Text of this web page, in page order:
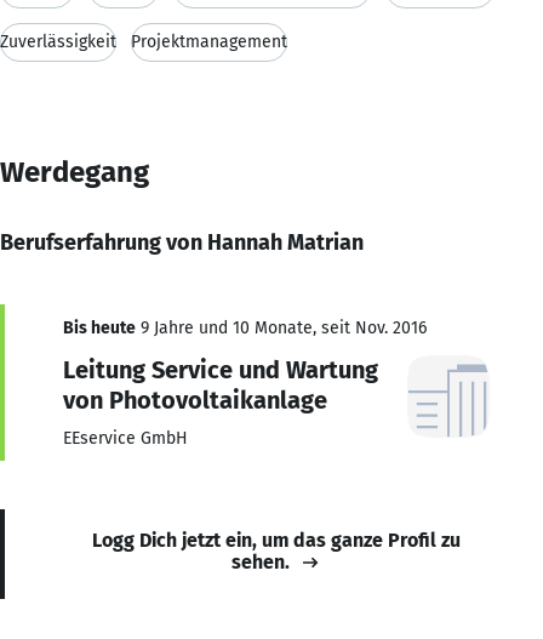
Zuverlässigkeit Projektmanagement
Werdegang
Berufserfahrung von Hannah Matrian
Bis heute 9 Jahre und 10 Monate, seit Nov. 2016
Leitung Service und Wartung
von Photovoltaikanlage
EEservice GmbH
Logg Dich jetzt ein, um das ganze Profil zu
sehen.